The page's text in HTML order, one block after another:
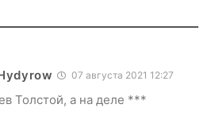
07 августа 2021 12:27
Толстой, а на деле ***